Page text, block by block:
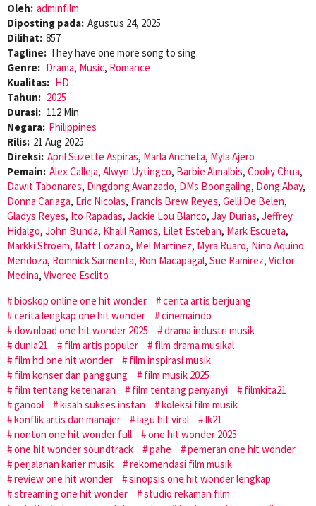
Oleh: adminfilm
Diposting pada: Agustus 24, 2025
Dilihat: 857
Tagline: They have one more song to sing.
Genre: Drama, Music, Romance
Kualitas: HD
Tahun: 2025
Durasi: 112 Min
Negara: Philippines
Rilis: 21 Aug 2025
Direksi: April Suzette Aspiras, Marla Ancheta, Myla Ajero
Pemain: Alex Calleja, Alwyn Uytingco, Barbie Almalbis, Cooky Chua,
Dawit Tabonares, Dingdong Avanzado, DMs Boongaling, Dong Abay,
Donna Cariaga, Eric Nicolas, Francis Brew Reyes, Gelli De Belen,
Gladys Reyes, Ito Rapadas, Jackie Lou Blanco, Jay Durias, Jeffrey
Hidalgo, John Bunda, Khalil Ramos, Lilet Esteban, Mark Escueta,
Markki Stroem, Matt Lozano, Mel Martinez, Myra Ruaro, Nino Aquino
Mendoza, Romnick Sarmenta, Ron Macapagal, Sue Ramirez, Victor
Medina, Vivoree Esclito
bioskop online one hit wonder
cerita artis berjuang
cerita lengkap one hit wonder
cinemaindo
download one hit wonder 2025
drama industri musik
dunia21
film artis populer
film drama musikal
film hd one hit wonder
film inspirasi musik
film konser dan panggung
film musik 2025
film tentang ketenaran
film tentang penyanyi
filmkita21
ganool
kisah sukses instan
koleksi film musik
konflik artis dan manajer
lagu hit viral
lk21
nonton one hit wonder full
one hit wonder 2025
one hit wonder soundtrack
pahe
pemeran one hit wonder
perjalanan karier musik
rekomendasi film musik
review one hit wonder
sinopsis one hit wonder lengkap
streaming one hit wonder
studio rekaman film